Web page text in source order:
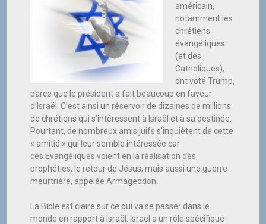
américain,
notamment les
chrétiens
évangéliques
(et des
Catholiques),
ont voté Trump,
parce que le président a fait beaucoup en faveur
d’Israël. C’est ainsi un réservoir de dizaines de millions
de chrétiens qui s’intéressent à Israël et à sa destinée.
Pourtant, de nombreux amis juifs s’inquiètent de cette
« amitié » qui leur semble intéressée car
ces Evangéliques voient en la réalisation des
prophéties, le retour de Jésus, mais aussi une guerre
meurtrière, appelée Armageddon.
La Bible est claire sur ce qui va se passer dans le
monde en rapport à Israël. Israël a un rôle spécifique